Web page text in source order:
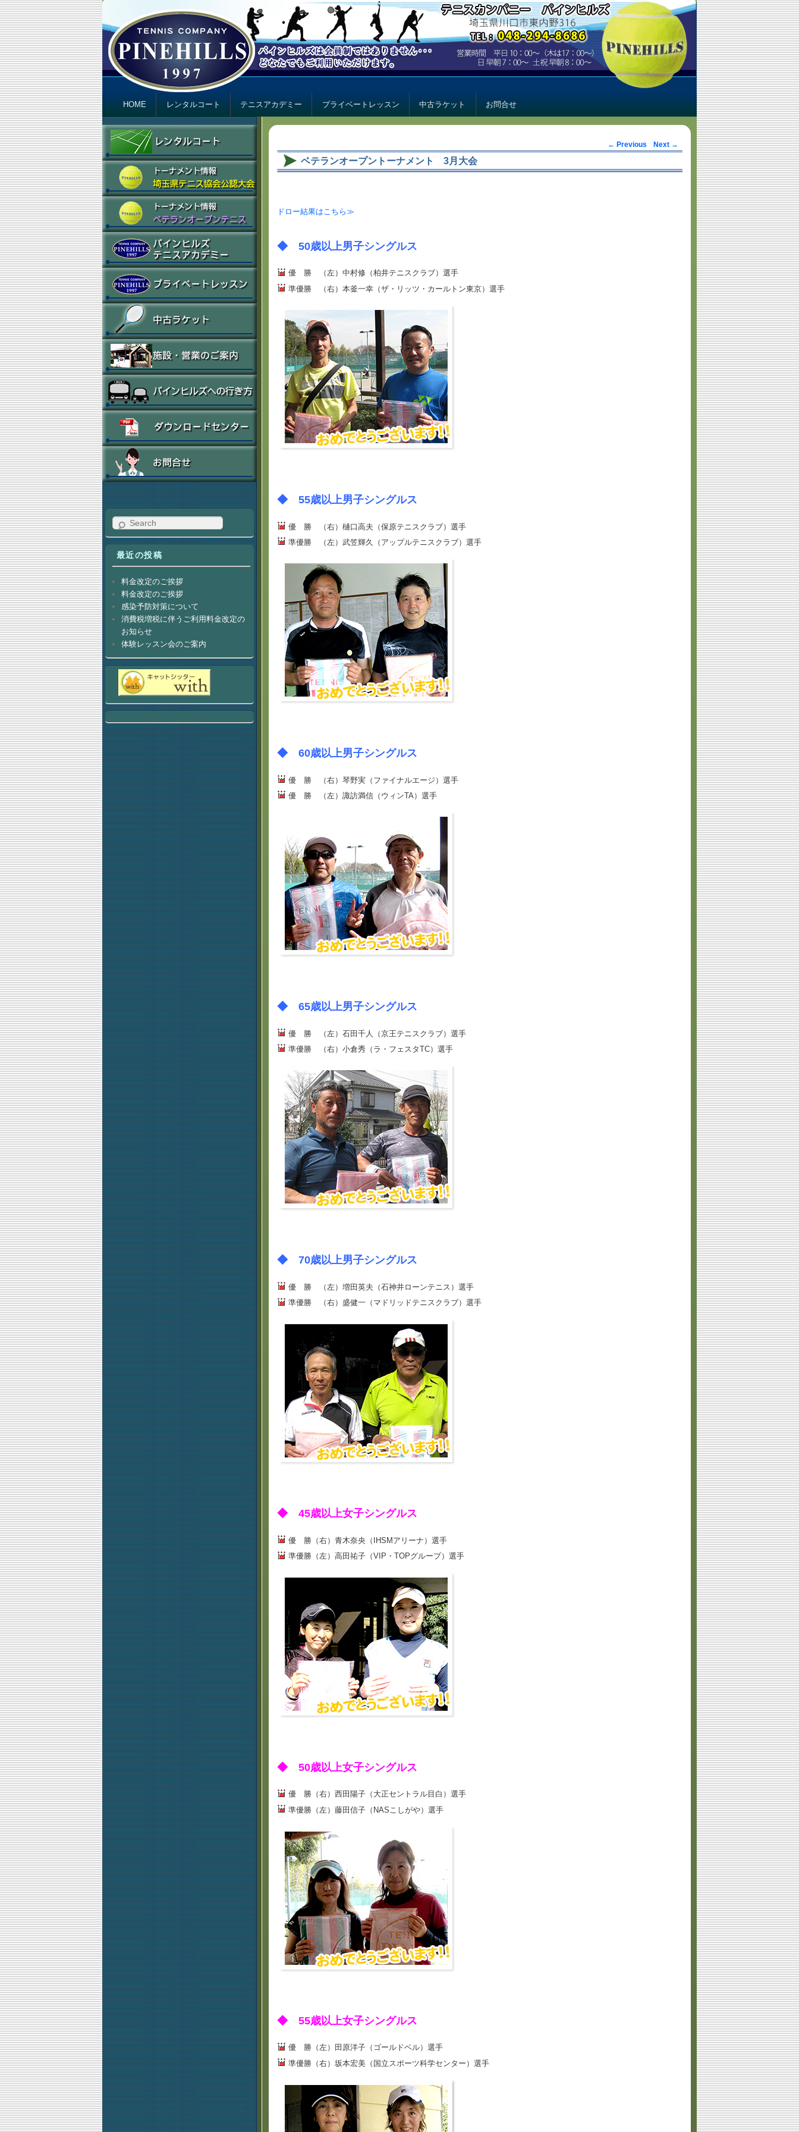
テニスカンパニー パインヒルズ
Just another テニスカンパニー パインヒルズ
Primary menu
Skip to primary content
Skip to secondary content
HOME レンタルコート テニスアカデミー プライベートレッスン 中古ラケット お問合せ
Post navigation
← Previous Next →
ベテランオープントーナメント 3月大会
ドロー結果はこちら≫
◆ 50歳以上男子シングルス
優 勝 （左）中村修（柏井テニスクラブ）選手
準優勝 （右）本釜一幸（ザ・リッツ・カールトン東京）選手
◆ 55歳以上男子シングルス
優 勝 （右）樋口高夫（保原テニスクラブ）選手
準優勝 （左）武笠輝久（アップルテニスクラブ）選手
◆ 60歳以上男子シングルス
優 勝 （右）琴野実（ファイナルエージ）選手
優 勝 （左）諏訪満信（ウィンTA）選手
◆ 65歳以上男子シングルス
優 勝 （左）石田千人（京王テニスクラブ）選手
準優勝 （右）小倉秀（ラ・フェスタTC）選手
◆ 70歳以上男子シングルス
優 勝 （左）増田英夫（石神井ローンテニス）選手
準優勝 （右）盛健一（マドリッドテニスクラブ）選手
◆ 45歳以上女子シングルス
優 勝（右）青木奈央（IHSMアリーナ）選手
準優勝（左）高田祐子（VIP・TOPグループ）選手
◆ 50歳以上女子シングルス
優 勝（右）西田陽子（大正セントラル目白）選手
準優勝（左）藤田信子（NASこしがや）選手
◆ 55歳以上女子シングルス
優 勝（左）田原洋子（ゴールドベル）選手
準優勝（右）坂本宏美（国立スポーツ科学センター）選手
Search
最近の投稿
料金改定のご挨拶
料金改定のご挨拶
感染予防対策について
消費税増税に伴うご利用料金改定の
お知らせ
体験レッスン会のご案内